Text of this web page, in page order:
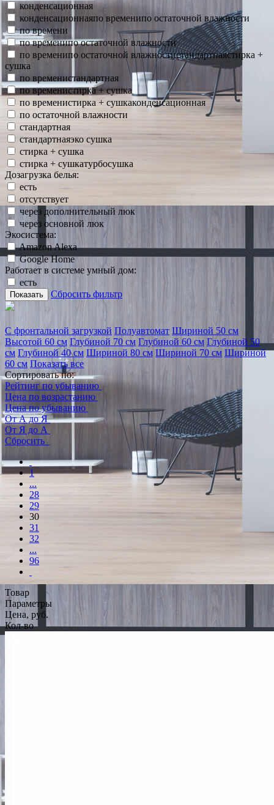
конденсационная
конденсационнаяпо временипо остаточной влажности
по времени
по временипо остаточной влажности
по временипо остаточной влажностистандартнаястирка +
сушка
по временистандартная
по временистирка + сушка
по временистирка + сушкаконденсационная
по остаточной влажности
стандартная
стандартнаяэко сушка
стирка + сушка
стирка + сушкатурбосушка
Дозагрузка белья:
есть
отсутствует
через дополнительный люк
через основной люк
Экосистема:
Amazon Alexa
Google Home
Работает в системе умный дом:
есть
Показать Сбросить фильтр
С фронтальной загрузкой Полуавтомат Шириной 50 см
Высотой 60 см Глубиной 70 см Глубиной 60 см Глубиной 50
см Глубиной 40 см Шириной 80 см Шириной 70 см Шириной
60 см Показать все
Сортировать по:
Рейтинг по убыванию
Цена по возрастанию
Цена по убыванию
От А до Я
От Я до А
Сбросить
1
...
28
29
30
31
32
...
96
Товар
Параметры
Цена, руб.
Кол-во